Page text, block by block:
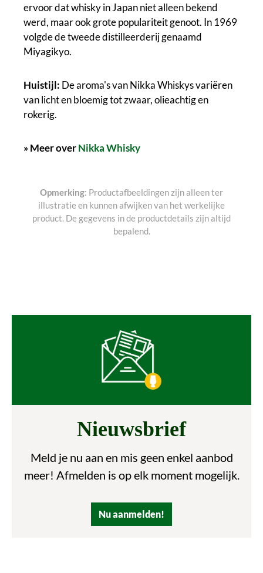
ervoor dat whisky in Japan niet alleen bekend
werd, maar ook grote populariteit genoot. In 1969
volgde de tweede distilleerderij genaamd
Miyagikyo.
Huistijl: De aroma's van Nikka Whiskys variëren
van licht en bloemig tot zwaar, olieachtig en
rokerig.
» Meer overNikka Whisky
Opmerking: Productafbeeldingen zijn alleen ter
illustratie en kunnen afwijken van het werkelijke
product. De gegevens in de productdetails zijn altijd
bepalend.
Nieuwsbrief
Meld je nu aan en mis geen enkel aanbod
meer! Afmelden is op elk moment mogelijk.
Nu aanmelden!